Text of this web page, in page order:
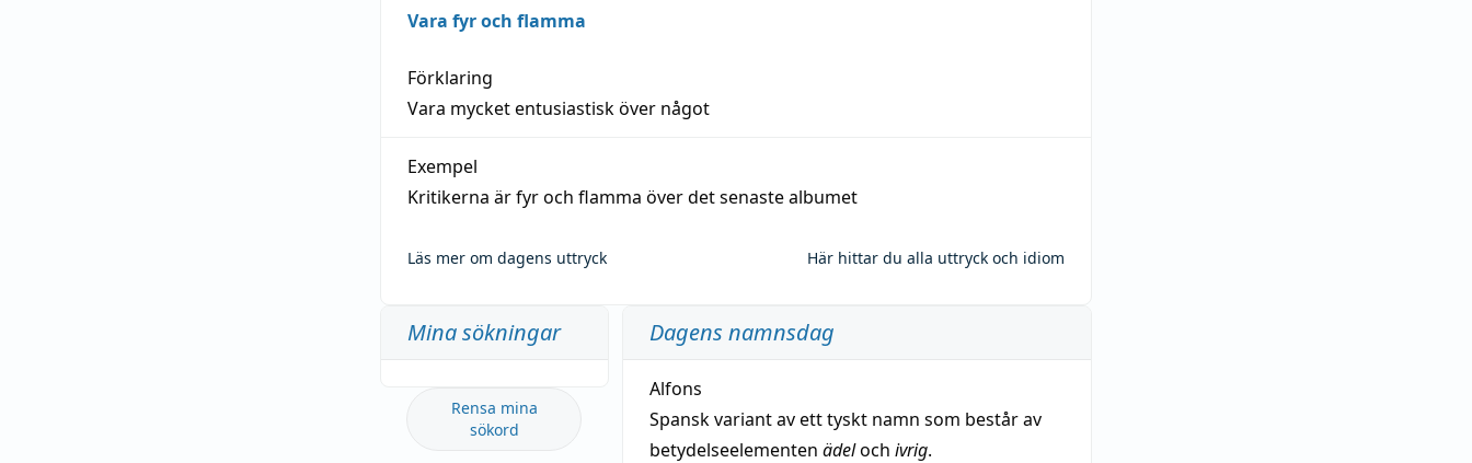
Vara fyr och flamma
Förklaring
Vara mycket entusiastisk över något
Exempel
Kritikerna är fyr och flamma över det senaste albumet
Läs mer om dagens uttryck Här hittar du alla uttryck och idiom
Mina sökningar
Rensa mina
sökord
Dagens namnsdag
Alfons
Spansk variant av ett tyskt namn som består av
betydelseelementen ädeloch ivrig.